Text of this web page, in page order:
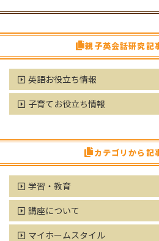
親子英会話研究記
英語お役立ち情報
子育てお役立ち情報
カテゴリから記
学習・教育
講座について
マイホームスタイル